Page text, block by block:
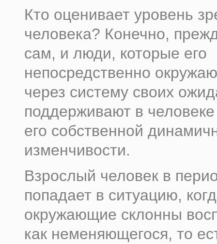
Кто оценивает уровень
человека? Конечно,
сам, и люди, которые его
непосредственно
через систему своих
поддерживают в
его собственной
изменчивости.
Взрослый человек в
попадает в ситуацию,
окружающие склонны
как неменяющегося, то